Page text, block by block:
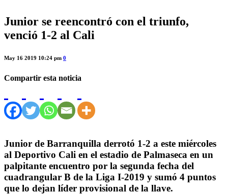
Junior se reencontró con el triunfo,
venció 1-2 al Cali
May 16 2019 10:24 pm 0
Compartir esta noticia
Junior de Barranquilla derrotó 1-2 a este miércoles
al Deportivo Cali en el estadio de Palmaseca en un
palpitante encuentro por la segunda fecha del
cuadrangular B de la Liga I-2019 y sumó 4 puntos
que lo dejan líder provisional de la llave.